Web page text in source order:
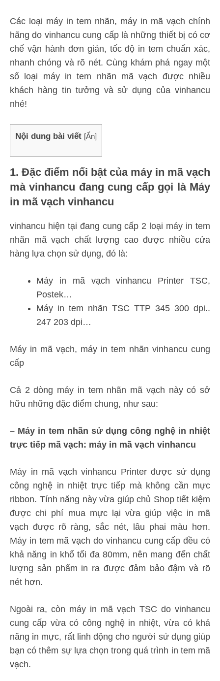
Các loại máy in tem nhãn, máy in mã vạch chính
hãng do vinhancu cung cấp là những thiết bị có cơ
chế vận hành đơn giản, tốc độ in tem chuẩn xác,
nhanh chóng và rõ nét. Cùng khám phá ngay một
số loại máy in tem nhãn mã vạch được nhiều
khách hàng tin tưởng và sử dụng của vinhancu
nhé!
Nội dung bài viết [Ẩn]
1. Đặc điểm nổi bật của máy in mã vạch
mà vinhancu đang cung cấp gọi là Máy
in mã vạch vinhancu
vinhancu hiện tại đang cung cấp 2 loại máy in tem
nhãn mã vạch chất lượng cao được nhiều cửa
hàng lựa chọn sử dụng, đó là:
Máy in mã vạch vinhancu Printer TSC,
Postek…
Máy in tem nhãn TSC TTP 345 300 dpi..
247 203 dpi…
Máy in mã vạch, máy in tem nhãn vinhancu cung
cấp
Cả 2 dòng máy in tem nhãn mã vạch này có sở
hữu những đặc điểm chung, như sau:
– Máy in tem nhãn sử dụng công nghệ in nhiệt
trực tiếp mã vạch: máy in mã vạch vinhancu
Máy in mã vạch vinhancu Printer được sử dụng
công nghệ in nhiệt trực tiếp mà không cần mực
ribbon. Tính năng này vừa giúp chủ Shop tiết kiệm
được chi phí mua mực lại vừa giúp việc in mã
vạch được rõ ràng, sắc nét, lâu phai màu hơn.
Máy in tem mã vạch do vinhancu cung cấp đều có
khả năng in khổ tối đa 80mm, nên mang đến chất
lượng sản phẩm in ra được đảm bảo đậm và rõ
nét hơn.
Ngoài ra, còn máy in mã vạch TSC do vinhancu
cung cấp vừa có công nghệ in nhiệt, vừa có khả
năng in mực, rất linh động cho người sử dụng giúp
bạn có thêm sự lựa chọn trong quá trình in tem mã
vạch.